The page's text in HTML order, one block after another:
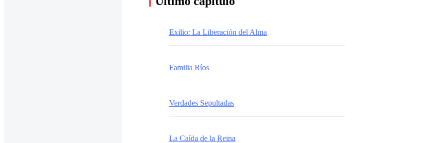
Exilio: La Liberación del Alma
Familia Ríos
Verdades Sepultadas
La Caída de la Reina